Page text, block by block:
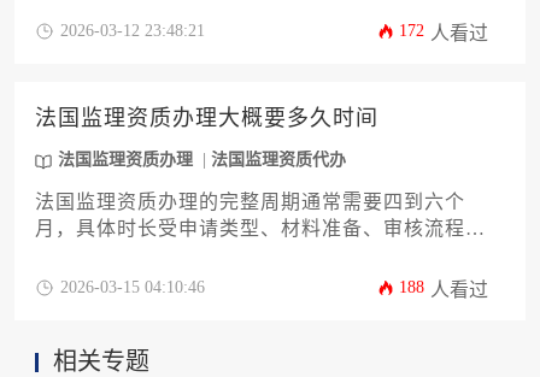
理资质办理的企业而言，选择专业代办服务并提前
2026-03-12 23:48:21 172 人看过
法国监理资质办理大概要多久时间
法国监理资质办理 法国监理资质代办
法国监理资质办理的完整周期通常需要四到六个
月，具体时长受申请类型、材料准备、审核流程及
展监理业务的企业或个人而言，提前规划、充分准
2026-03-15 04:10:46 188 人看过
相关专题